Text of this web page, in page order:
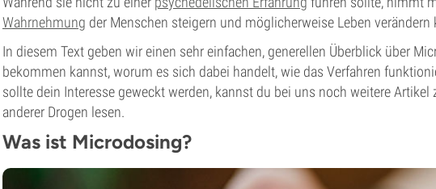
Wahrnehmung der Menschen steigern und möglicherweise Leben verändern
In diesem Text geben wir einen sehr einfachen, generellen Überblick über
bekommen kannst, worum es sich dabei handelt, wie das Verfahren
sollte dein Interesse geweckt werden, kannst du bei uns noch weitere
anderer Drogen lesen.
Was ist Microdosing?